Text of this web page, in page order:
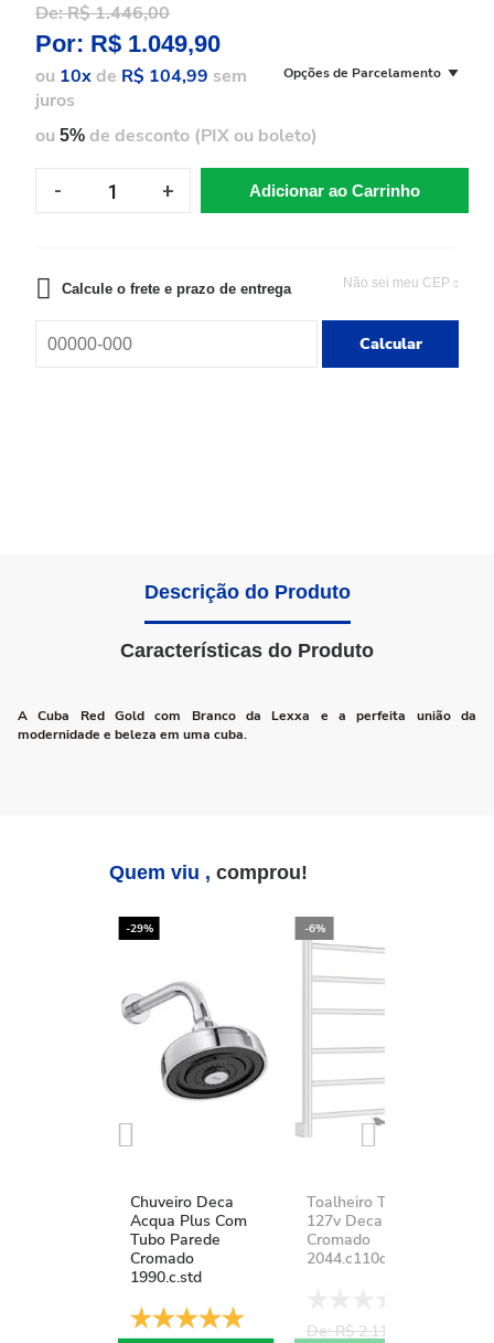
De:R$ 1.446,00
Por: R$ 1.049,90
ou 10xde R$ 104,99 sem
juros
Opções de Parcelamento
ou 5% de desconto (PIX ou boleto)
Adicionar ao Carrinho
Calcule o frete e prazo de entrega Não sei meu CEP
Calcular
Descrição do Produto
Características do Produto
A Cuba Red Gold com Branco da Lexxa e a perfeita união da
modernidade e beleza em uma cuba.
Quem viu , comprou!
-29%
Chuveiro Deca
Acqua Plus Com
Tubo Parede
Cromado
1990.c.std
-6%
Toalheiro Térmico
127v Deca You
Cromado
2044.c110d.aqc
De: R$ 2.111,37